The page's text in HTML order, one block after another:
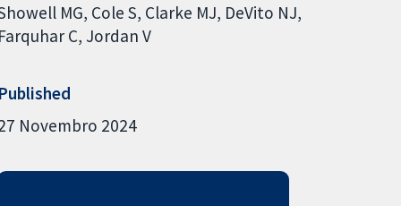
MG Cole S Clarke MJ DeVito NJ
C Jordan V
Novembro 2024